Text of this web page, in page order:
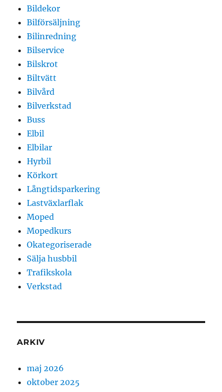
Bildekor
Bilförsäljning
Bilinredning
Bilservice
Bilskrot
Biltvätt
Bilvård
Bilverkstad
Buss
Elbil
Elbilar
Hyrbil
Körkort
Långtidsparkering
Lastväxlarflak
Moped
Mopedkurs
Okategoriserade
Sälja husbbil
Trafikskola
Verkstad
ARKIV
maj 2026
oktober 2025